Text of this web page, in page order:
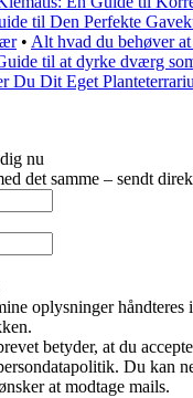
til Den Perfekte
• Alt hvad du behøver
til at dyrke dværg
Du Dit Eget
nu
det samme – sendt
oplysninger håndteres
betyder, at du
Du kan
at modtage mails.